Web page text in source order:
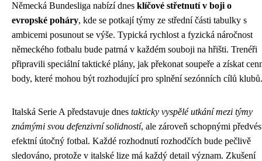
Německá Bundesliga nabízí dnes klíčové střetnutí v boji o
evropské poháry, kde se potkají týmy ze střední části tabulky s
ambicemi posunout se výše. Typická rychlost a fyzická náročnost
německého fotbalu bude patrná v každém souboji na hřišti. Trenéři
připravili speciální taktické plány, jak překonat soupeře a získat
body, které mohou být rozhodující pro splnění sezónních cílů klubů.
Italská Serie A představuje dnes takticky vyspělé utkání mezi týmy
známými svou defenzivní solidností, ale zároveň schopnými
efektní útočný fotbal. Každé rozhodnutí rozhodčích bude pečlivě
sledováno, protože v italské lize má každý detail význam. Zkušení